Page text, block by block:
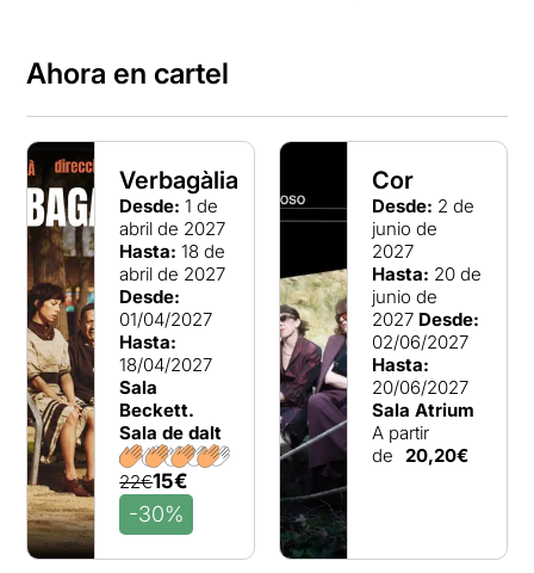
Ahora en cartel
Verbagàlia
Desde: 1 de
abril de 2027
Hasta: 18 de
abril de 2027
Desde:
01/04/2027
Hasta:
18/04/2027
Sala
Beckett.
Sala de dalt
22€15€
-30%
Cor
Desde: 2 de
junio de
2027
Hasta: 20 de
junio de
2027 Desde:
02/06/2027
Hasta:
20/06/2027
Sala Atrium
A partir
de 20,20€